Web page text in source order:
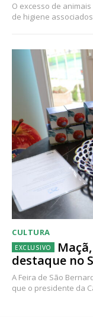
O excesso de
de higiene
CULTURA
destaque no
A Feira de São
que o presidente da